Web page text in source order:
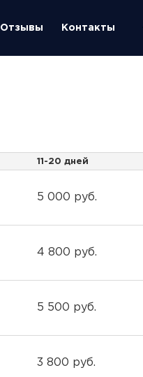
Отзывы Контакты
11-20 дней
5 000 руб.
4 800 руб.
5 500 руб.
3 800 руб.